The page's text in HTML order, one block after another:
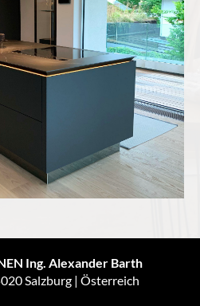
Ing. Alexander Barth
Salzburg | Österreich